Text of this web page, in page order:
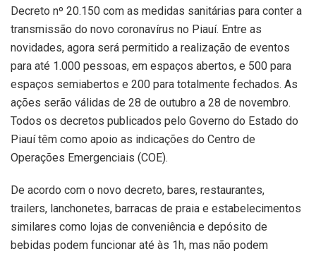
Decreto nº 20.150 com as medidas sanitárias para conter a
transmissão do novo coronavírus no Piauí. Entre as
novidades, agora será permitido a realização de eventos
para até 1.000 pessoas, em espaços abertos, e 500 para
espaços semiabertos e 200 para totalmente fechados. As
ações serão válidas de 28 de outubro a 28 de novembro.
Todos os decretos publicados pelo Governo do Estado do
Piauí têm como apoio as indicações do Centro de
Operações Emergenciais (COE).
De acordo com o novo decreto, bares, restaurantes,
trailers, lanchonetes, barracas de praia e estabelecimentos
similares como lojas de conveniência e depósito de
bebidas podem funcionar até às 1h, mas não podem